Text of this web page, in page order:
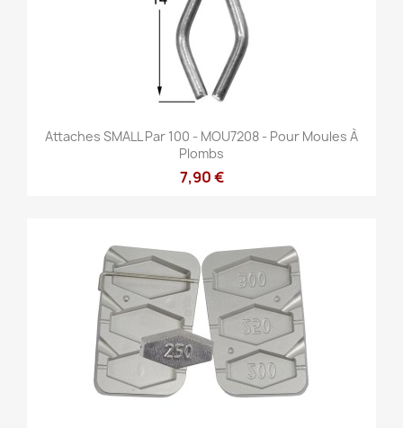
Attaches SMALL Par 100 - MOU7208 - Pour Moules À
Plombs
7,90 €